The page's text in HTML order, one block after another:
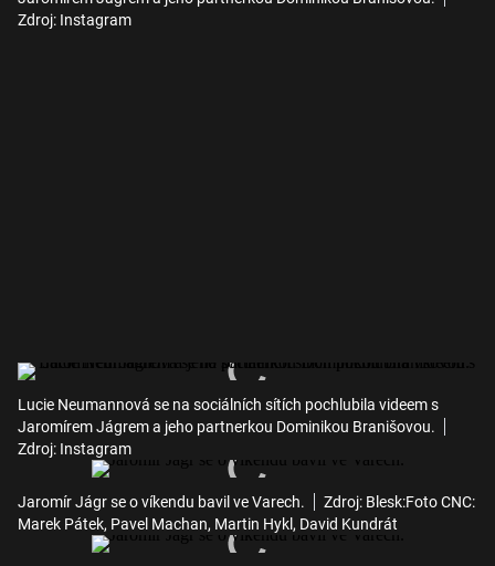
Zdroj: Instagram
Lucie Neumannová se na sociálních sítích pochlubila videem s
Jaromírem Jágrem a jeho partnerkou Dominikou Branišovou.
Zdroj: Instagram
Jaromír Jágr se o víkendu bavil ve Varech.
Zdroj: Blesk:Foto CNC:
Marek Pátek, Pavel Machan, Martin Hykl, David Kundrát